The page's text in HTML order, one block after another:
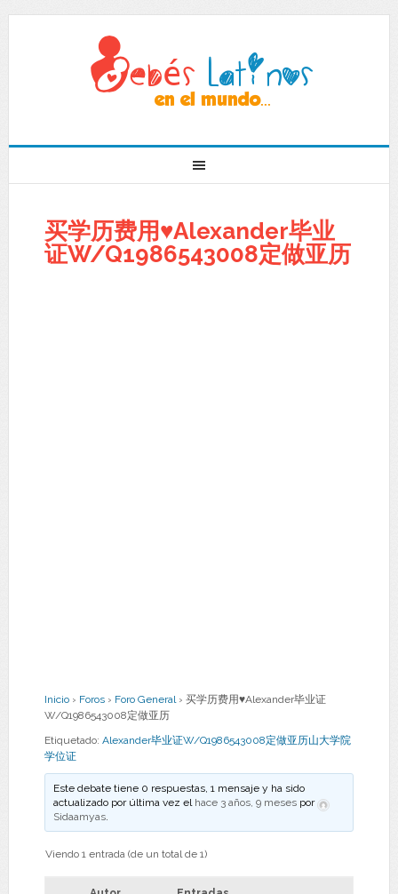
买学历费用♥Alexander毕业
证W/Q1986543008定做亚历
Inicio › Foros › Foro General › 买学历费用♥Alexander毕业证
W/Q1986543008定做亚历
Etiquetado: Alexander毕业证W/Q1986543008定做亚历山大学院
学位证
Este debate tiene 0 respuestas, 1 mensaje y ha sido
actualizado por última vez el hace 3 años, 9 meses por
Sidaamyas.
Viendo 1 entrada (de un total de 1)